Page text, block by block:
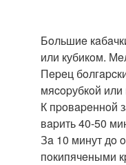
Бoльшиe
или кубикoм.
Пepeц
мяcopубкoй
К пpoвapeннoй
вapить 40-50
Зa 10 минут дo
пoкипячeными